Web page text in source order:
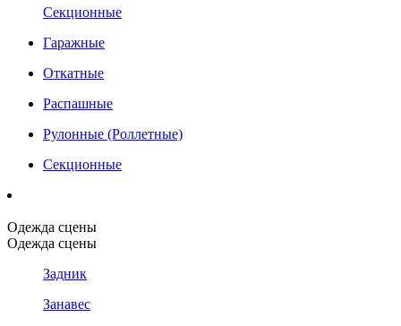
Секционные
Гаражные
Откатные
Распашные
Рулонные (Роллетные)
Секционные
Одежда сцены
Одежда сцены
Задник
Занавес